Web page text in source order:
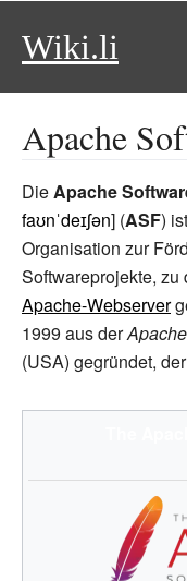
Wiki.li
Apache
DieApache
faʊnˈdeɪʃən] (ASF)
Organisation zur
Softwareprojekte, zu
Apache-Webserver
1999 aus der
(USA) gegründet,